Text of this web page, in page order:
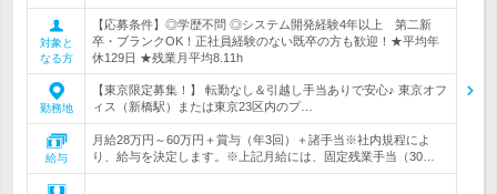
対象と
なる方
【応募条件】◎学歴不問 ◎システム開発経験4年以上 第二新
卒・ブランクOK！正社員経験のない既卒の方も歓迎！★平均年
休129日 ★残業月平均8.11h
勤務地
【東京限定募集！】 転勤なし＆引越し手当ありで安心♪ 東京オフ
ィス（新橋駅）または東京23区内のプ…
給与
月給28万円～60万円＋賞与（年3回）＋諸手当※社内規程によ
り、給与を決定します。※上記月給には、固定残業手当（30…